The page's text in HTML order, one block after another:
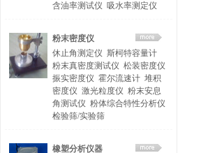
含油率测试仪 吸水率测定仪
粉末密度仪
休止角测定仪 斯柯特容量计
粉末真密度测试仪 松装密度仪
振实密度仪 霍尔流速计 堆积
密度仪 激光粒度仪 粉末安息
角测试仪 粉体综合特性分析仪
检验筛/实验筛
橡塑分析仪器